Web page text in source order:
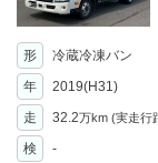
形 冷蔵冷凍バン
年
2019(H31)
走 32.2万km (実走行
検
-